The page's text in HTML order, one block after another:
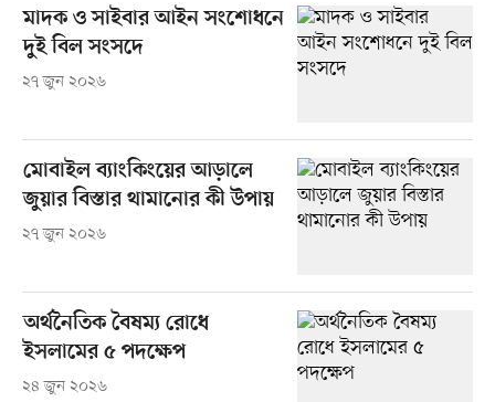
মাদক ও সাইবার আইন সংশোধনে
দুই বিল সংসদে
২৭ জুন ২০২৬
মোবাইল ব্যাংকিংয়ের আড়ালে
জুয়ার বিস্তার থামানোর কী উপায়
২৭ জুন ২০২৬
অর্থনৈতিক বৈষম্য রোধে
ইসলামের ৫ পদক্ষেপ
২৪ জুন ২০২৬